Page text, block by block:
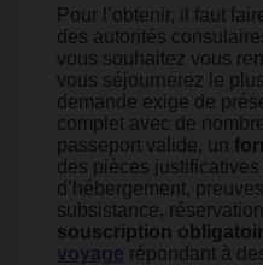
Pour l’obtenir, il faut
des autorités
vous souhaitez vous
vous séjournerez le
demande exige de
complet avec de
passeport valide, un
des pièces
d’hébergement,
subsistance,
souscription
voyage répondant à